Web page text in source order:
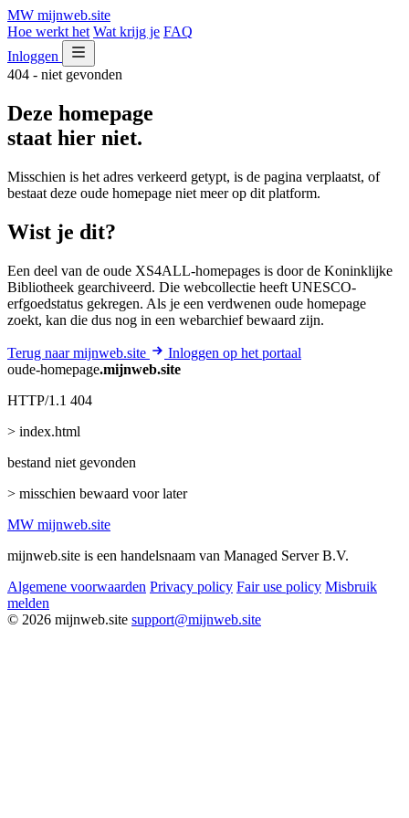
MW mijnweb.site
Hoe werkt het Wat krijg je FAQ
Inloggen
404 - niet gevonden
Deze homepage
staat hier niet.
Misschien is het adres verkeerd getypt, is de pagina verplaatst, of
bestaat deze oude homepage niet meer op dit platform.
Wist je dit?
Een deel van de oude XS4ALL-homepages is door de Koninklijke
Bibliotheek gearchiveerd. Die webcollectie heeft UNESCO-
erfgoedstatus gekregen. Als je een verdwenen oude homepage
zoekt, kan die dus nog in een webarchief bewaard zijn.
Terug naar mijnweb.site
Inloggen op het portaal
oude-homepage.mijnweb.site
HTTP/1.1 404
> index.html
bestand niet gevonden
> misschien bewaard voor later
MW mijnweb.site
mijnweb.site is een handelsnaam van Managed Server B.V.
Algemene voorwaarden Privacy policy Fair use policy Misbruik
melden
© 2026 mijnweb.site support@mijnweb.site